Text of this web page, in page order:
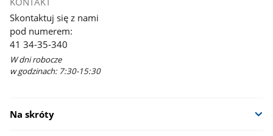
Skontaktuj się z nami
pod numerem:
41 34-35-340
W dni robocze
w godzinach: 7:30-15:30
Na skróty